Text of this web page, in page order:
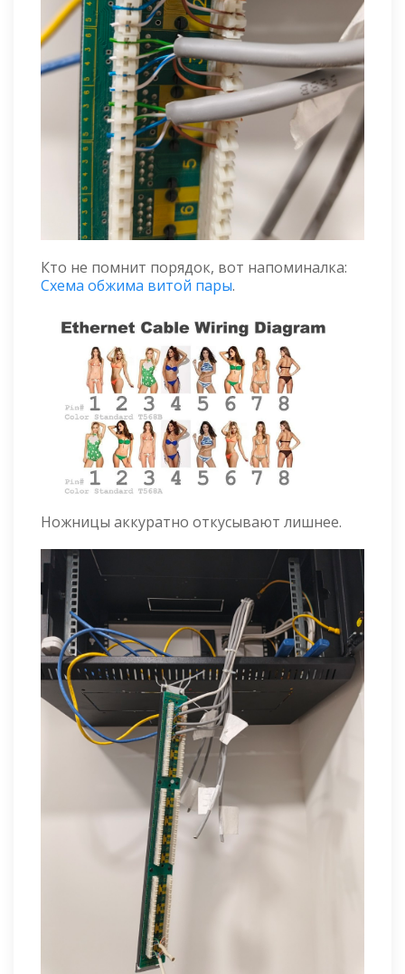
Кто не помнит порядок, вот напоминалка:
Схема обжима витой пары.
Ножницы аккуратно откусывают лишнее.